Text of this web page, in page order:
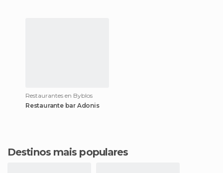
Restaurantes en Byblos
Restaurante bar Adonis
Destinos mais populares